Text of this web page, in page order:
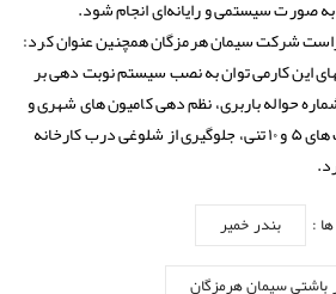
به صورت سیستمی و رایانه‌ای انجام شود.
شرکت سیمان هرمزگان همچنین عنوان کرد:
این کارمی توان به نصب سیستم نوبت دهی بر
حواله باربری، نظم دهی کامیون های شهری و
کامیونت های ۵ و ۱۰ تنی، جلوگیری از شلوغی درب کارخانه
: بندر خمیر
باشتی سیمان هرمزگان